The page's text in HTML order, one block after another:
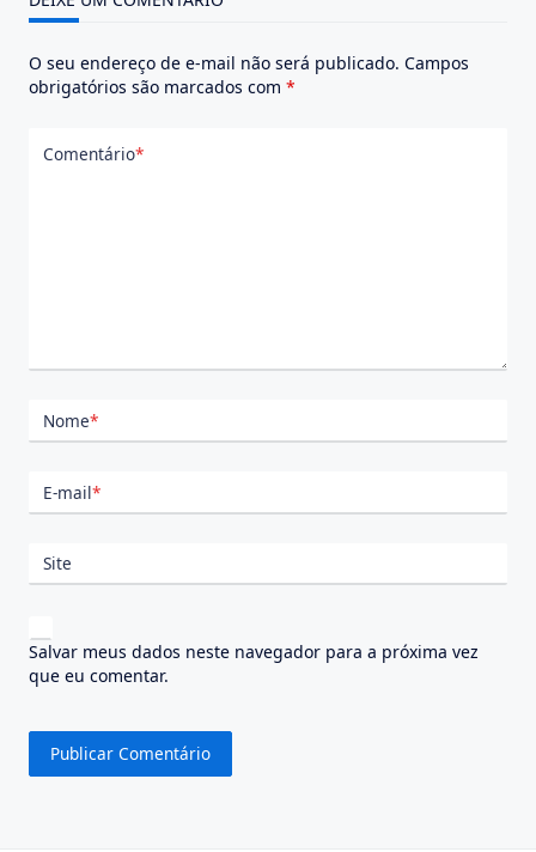
O seu endereço de e-mail não será publicado. Campos
obrigatórios são marcados com *
Comentário*
Nome*
E-mail*
Site
Salvar meus dados neste navegador para a próxima vez
que eu comentar.